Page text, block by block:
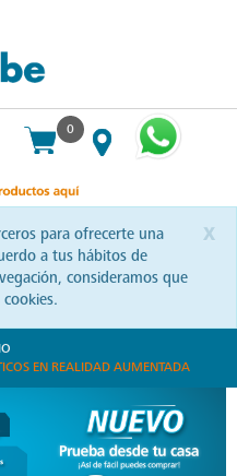
0
x
para ofrecerte una
a tus hábitos de
consideramos que
EN REALIDAD AUMENTADA